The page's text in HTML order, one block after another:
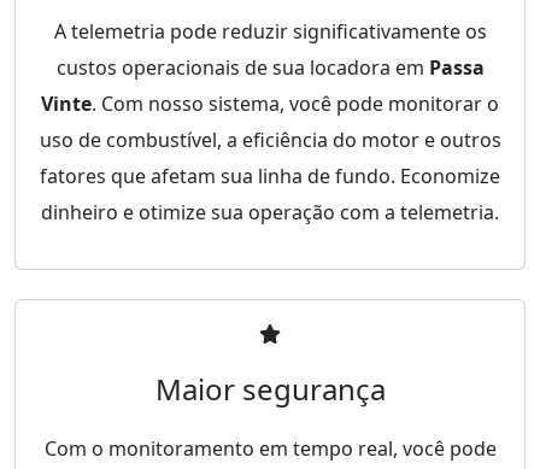
A telemetria pode reduzir significativamente os
custos operacionais de sua locadora em Passa
Vinte. Com nosso sistema, você pode monitorar o
uso de combustível, a eficiência do motor e outros
fatores que afetam sua linha de fundo. Economize
dinheiro e otimize sua operação com a telemetria.
Maior segurança
Com o monitoramento em tempo real, você pode